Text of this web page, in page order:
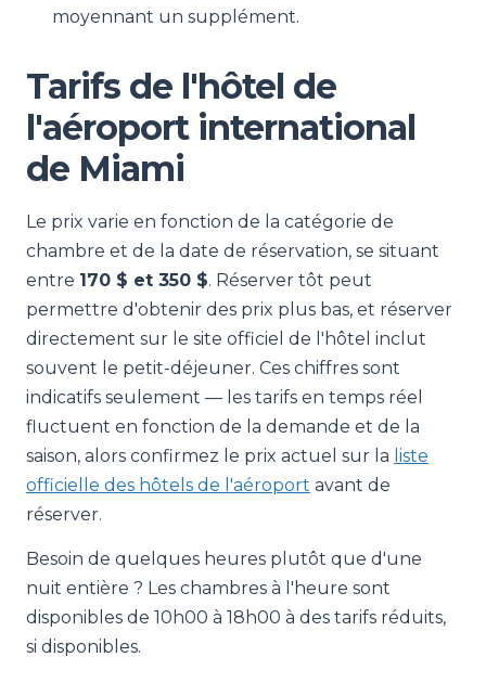
moyennant un supplément.
Tarifs de l'hôtel de
l'aéroport international
de Miami
Le prix varie en fonction de la catégorie de
chambre et de la date de réservation, se situant
entre 170 $ et 350 $. Réserver tôt peut
permettre d'obtenir des prix plus bas, et réserver
directement sur le site officiel de l'hôtel inclut
souvent le petit-déjeuner. Ces chiffres sont
indicatifs seulement — les tarifs en temps réel
fluctuent en fonction de la demande et de la
saison, alors confirmez le prix actuel sur la liste
officielle des hôtels de l'aéroport avant de
réserver.
Besoin de quelques heures plutôt que d'une
nuit entière ? Les chambres à l'heure sont
disponibles de 10h00 à 18h00 à des tarifs réduits,
si disponibles.